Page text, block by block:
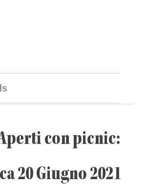
con picnic:
20 Giugno 2021